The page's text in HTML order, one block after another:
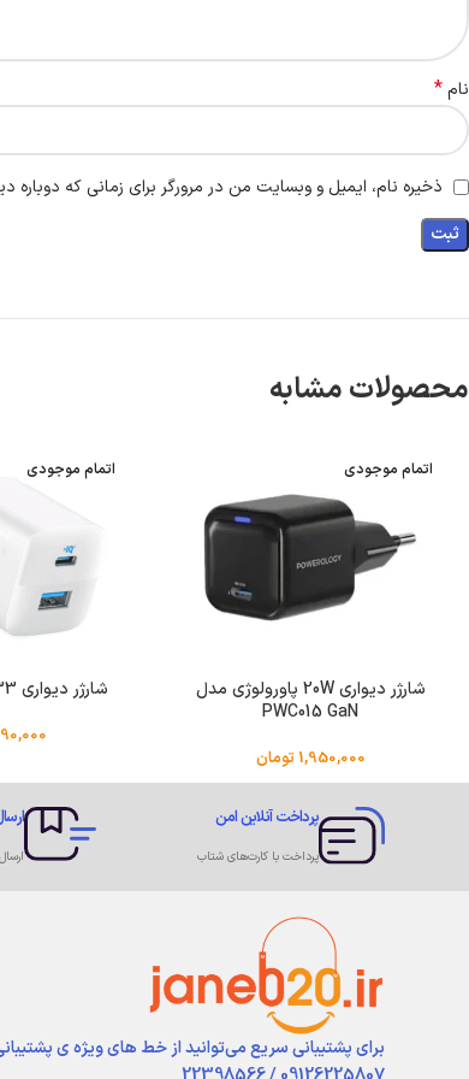
نام*
ذخیره نام، ایمیل و وبسایت من در مرورگر برای زمانی که دوباره
محصولات مشابه
اتمام موجودی
شارژر دیواری 20W پاورولوژی مدل
PWC015 GaN
1,950,000 تومان
اتمام موجودی
شارژر دیواری 33 وات انکر A2331
پرداخت آنلاین امن
پرداخت با کارت‌های شتاب
برای پشتیبانی سریع می‌توانید از خط های ویژه ی